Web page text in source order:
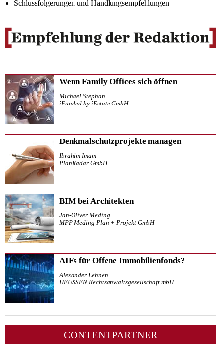
Schlussfolgerungen und Handlungsempfehlungen
Wenn Family Offices sich öffnen
Michael Stephan
iFunded by iEstate GmbH
Denkmalschutzprojekte managen
Ibrahim Imam
PlanRadar GmbH
BIM bei Architekten
Jan-Oliver Meding
MPP Meding Plan + Projekt GmbH
AIFs für Offene Immobilienfonds?
Alexander Lehnen
HEUSSEN Rechtsanwaltsgesellschaft mbH
CONTENTPARTNER